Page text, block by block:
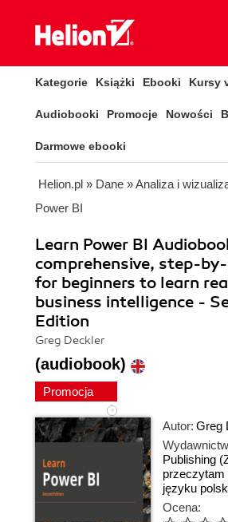
Kategorie Książki Ebooki Kursy
Audiobooki Promocje Nowości
Darmowe ebooki
Helion.pl » Dane »Analiza i
Power BI
Learn Power BI
comprehensive, step-
for beginners to learn
business intelligence -
Edition
Greg Deckler
(audiobook)
Promocja
Autor: Greg
Publishing
języku
Ocena: